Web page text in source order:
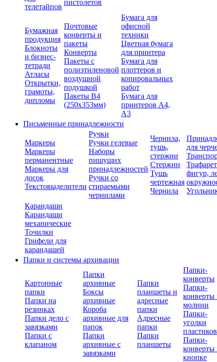
телетайпов
пистолетов
Бумажная
продукция
Блокноты
и бизнес-
тетради
Атласы
Открытки,
грамоты,
дипломы
Почтовые
конверты и
пакеты
Конверты
Пакеты с
полиэтиленовой
воздушной
подушкой
Пакеты В4
(250х353мм)
Бумага для
офисной
техники
Цветная бумага
для принтера
Бумага для
плоттеров и
копировальных
работ
Бумага для
принтеров А4,
А3
Письменные принадлежности
Маркеры
Маркеры
перманентные
Маркеры для
досок
Текстовыделители
Ручки
Ручки гелевые
Наборы
пишущих
принадлежностей
Ручки со
стираемыми
чернилами
Чернила,
тушь,
стержни
Стержни
Тушь
чертежная
Чернила
для
фигур,
Карандаши
Карандаши
механические
Точилки
Грифели для
карандашей
Папки и системы архивации
Картонные
папки
Папки на
резинках
Папки дело с
завязками
Папки с
клапаном
Папки
архивные
Боксы
архивные
Короба
архивные для
папок
Папки
архивные с
завязками
Папки
планшеты и
адресные
папки
Адресные
папки
Папки
планшеты
Папки-
конверты
Папки-
конверты
молнии
Папки-
уголки
Папки-
конверты
кнопке